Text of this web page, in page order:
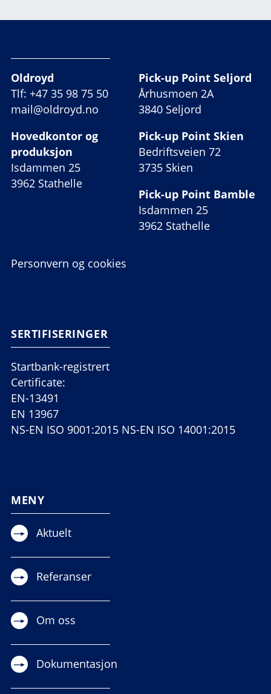
Oldroyd
Tlf: +47 35 98 75 50
mail@oldroyd.no
Hovedkontor og
produksjon
Isdammen 25
3962 Stathelle
Pick-up Point Seljord
Århusmoen 2A
3840 Seljord
Pick-up Point Skien
Bedriftsveien 72
3735 Skien
Pick-up Point Bamble
Isdammen 25
3962 Stathelle
Personvern og cookies
SERTIFISERINGER
Startbank-registrert
Certificate:
EN-13491
EN 13967
NS-EN ISO 9001:2015 NS-EN ISO 14001:2015
MENY
Aktuelt
Referanser
Om oss
Dokumentasjon